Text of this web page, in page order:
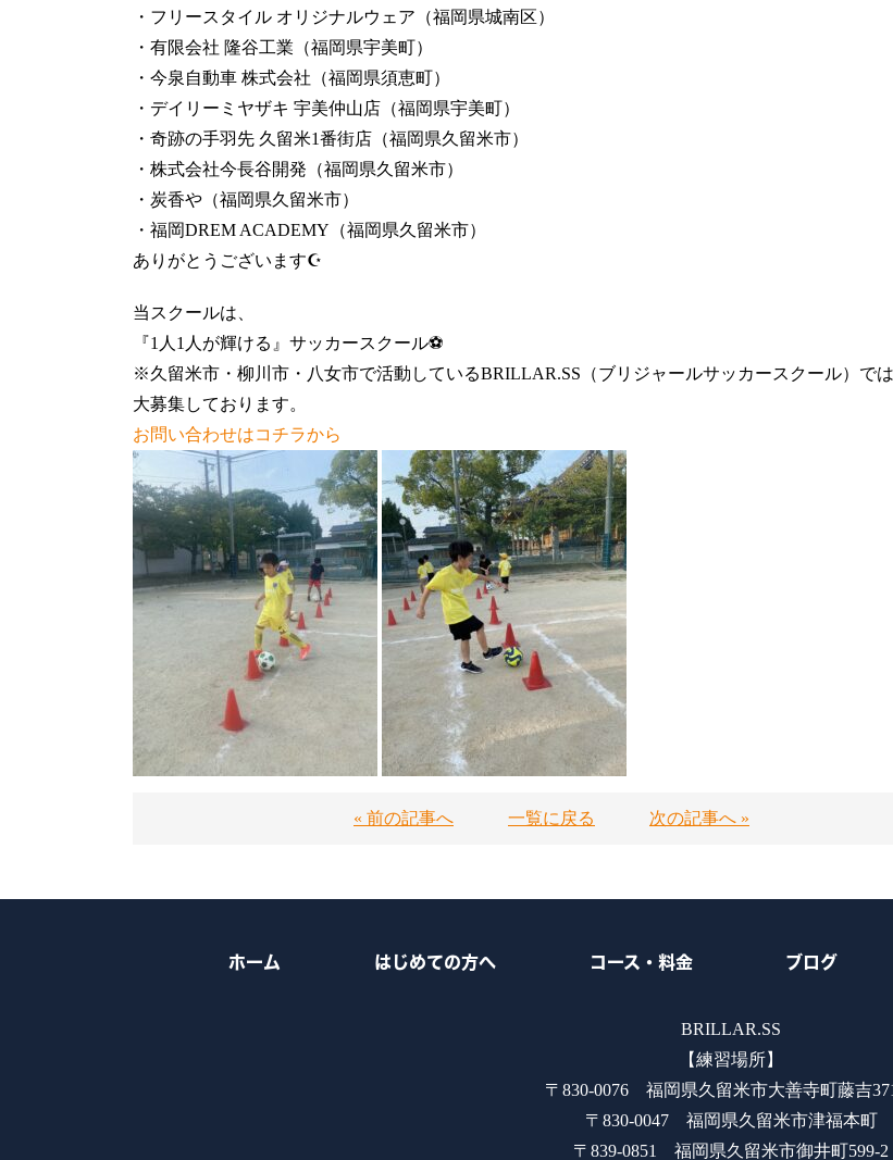
・フリースタイル オリジナルウェア（福岡県城南区）
・有限会社 隆谷工業（福岡県宇美町）
・今泉自動車 株式会社（福岡県須恵町）
・デイリーミヤザキ 宇美仲山店（福岡県宇美町）
・奇跡の手羽先 久留米1番街店（福岡県久留米市）
・株式会社今長谷開発（福岡県久留米市）
・炭香や（福岡県久留米市）
・福岡DREM ACADEMY（福岡県久留米市）
ありがとうございます☪️
当スクールは、
『1人1人が輝ける』サッカースクール⚽️
※久留米市・柳川市・八女市で活動しているBRILLAR.SS（ブリジャールサッカースクール）で
大募集しております。
お問い合わせはコチラから
« 前の記事へ 一覧に戻る 次の記事へ »
ホーム はじめての方へ コース・料金 ブログ
BRILLAR.SS
【練習場所】
〒830-0076 福岡県久留米市大善寺町藤吉
〒830-0047 福岡県久留米市津福本町
〒839-0851 福岡県久留米市御井町599-2